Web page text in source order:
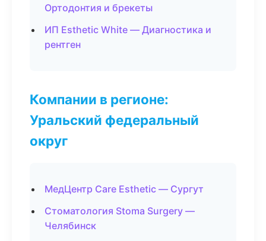
Ортодонтия и брекеты
ИП Esthetic White — Диагностика и
рентген
Компании в регионе:
Уральский федеральный
округ
МедЦентр Care Esthetic — Сургут
Стоматология Stoma Surgery —
Челябинск